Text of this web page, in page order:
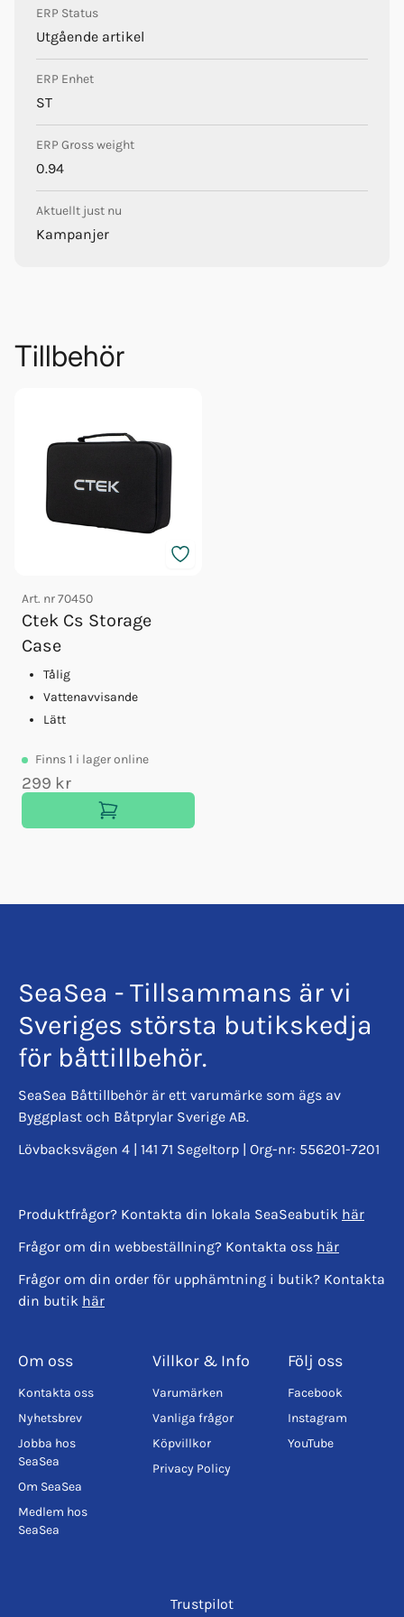
Mått (L x B x H): 235x88x52mm
Löstagbar laddkabel längd (ut): 2m
ERP Status
Utgående artikel
ERP Enhet
ST
ERP Gross weight
0.94
Aktuellt just nu
Kampanjer
Tillbehör
Art. nr70450
Ctek Cs Storage
Case
Tålig
Vattenavvisande
Lätt
Finns1 i lager online
299 kr
SeaSea - Tillsammans är vi
Sveriges största butikskedja
för båttillbehör.
SeaSea Båttillbehör är ett varumärke som ägs av
Byggplast och Båtprylar Sverige AB.
Lövbacksvägen 4 | 141 71 Segeltorp | Org-nr: 556201-7201
Produktfrågor? Kontakta din lokala SeaSeabutik här
Frågor om din webbeställning? Kontakta oss här
Frågor om din order för upphämtning i butik? Kontakta
din butik här
Om oss
Kontakta oss
Nyhetsbrev
Jobba hos
SeaSea
Om SeaSea
Medlem hos
SeaSea
Villkor & Info
Varumärken
Vanliga frågor
Köpvillkor
Privacy Policy
Följ oss
Facebook
Instagram
YouTube
Trustpilot